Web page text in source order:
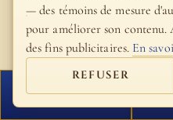
qui étaient dans sa
recourir au langage des
explication nous
simple de dire avec la
employa les signaux
FERMER
— des témoins de mesure
pour améliorer son contenu.
des fins publicitaires. En
REFUSER